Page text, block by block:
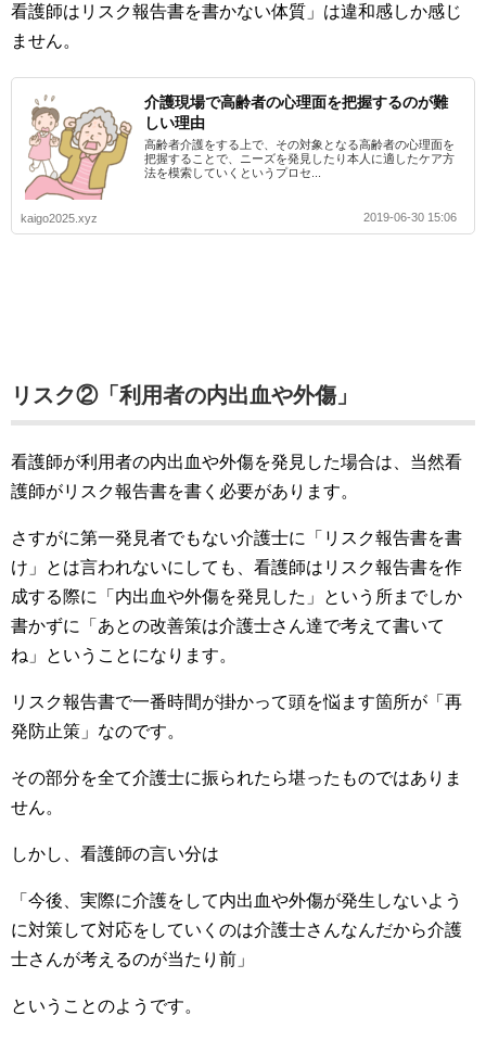
看護師はリスク報告書を書かない体質」は違和感しか感じ
ません。
介護現場で高齢者の心理面を把握するのが難
しい理由
高齢者介護をする上で、その対象となる高齢者の心理面を
把握することで、ニーズを発見したり本人に適したケア方
法を模索していくというプロセ...
kaigo2025.xyz 2019-06-30 15:06
リスク②「利用者の内出血や外傷」
看護師が利用者の内出血や外傷を発見した場合は、当然看
護師がリスク報告書を書く必要があります。
さすがに第一発見者でもない介護士に「リスク報告書を書
け」とは言われないにしても、看護師はリスク報告書を作
成する際に「内出血や外傷を発見した」という所までしか
書かずに「あとの改善策は介護士さん達で考えて書いて
ね」ということになります。
リスク報告書で一番時間が掛かって頭を悩ます箇所が「再
発防止策」なのです。
その部分を全て介護士に振られたら堪ったものではありま
せん。
しかし、看護師の言い分は
「今後、実際に介護をして内出血や外傷が発生しないよう
に対策して対応をしていくのは介護士さんなんだから介護
士さんが考えるのが当たり前」
ということのようです。